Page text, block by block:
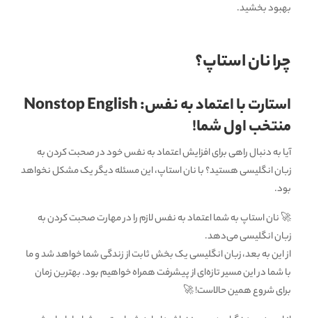
بهبود بخشید.
چرا نان استاپ؟
استارت با اعتماد به نفس: Nonstop English
منتخب اول شما!
آیا به دنبال راهی برای افزایش اعتماد به نفس خود در صحبت کردن به
زبان انگلیسی هستید؟ با نان استاپ، این مسئله دیگر یک مشکل نخواهد
بود.
🚀 نان استاپ به شما اعتماد به نفس لازم را در مهارت صحبت کردن به
زبان انگلیسی می‌دهد.
از این به بعد، زبان انگلیسی یک بخش ثابت از زندگی شما خواهد شد و ما
با شما در این مسیر تازه‌ای از پیشرفت همراه خواهیم بود. بهترین زمان
برای شروع همین حالاست! 🚀